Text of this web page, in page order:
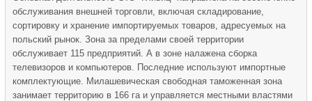
обслуживания внешней торговли, включая складирование,
сортировку и хранение импортируемых товаров, адресуемых на
польский рынок. Зона за пределами своей территории
обслуживает 115 предприятий. А в зоне налажена сборка
телевизоров и компьютеров. Последние используют импортные
комплектующие. Милашевическая свободная таможенная зона
занимает территорию в 166 га и управляется местными властями